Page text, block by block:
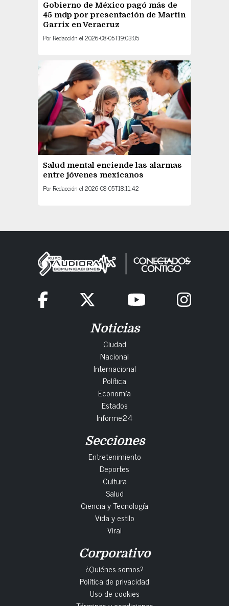
Gobierno de México pagó más de
45 mdp por presentación de Martin
Garrix en Veracruz
Por Redacción el 2026-08-05T19:03:05
Salud mental enciende las alarmas
entre jóvenes mexicanos
Por Redacción el 2026-08-05T18:11:42
Noticias
Ciudad
Nacional
Internacional
Política
Economía
Estados
Informe24
Secciones
Entretenimiento
Deportes
Cultura
Salud
Ciencia y Tecnología
Vida y estilo
Viral
Corporativo
¿Quiénes somos?
Política de privacidad
Uso de cookies